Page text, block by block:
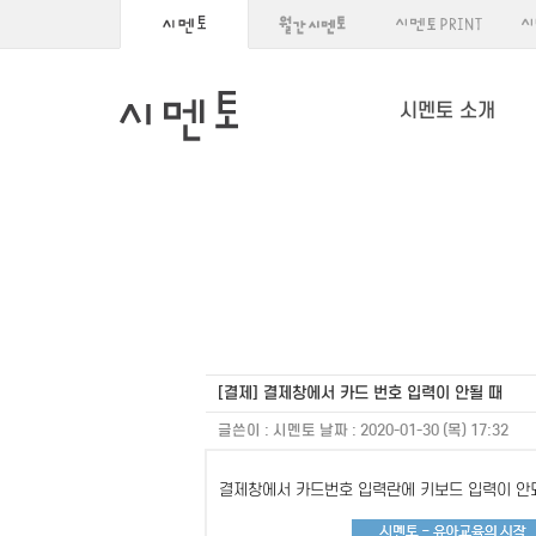
시멘토 소개
[결제] 결제창에서 카드 번호 입력이 안될 때
글쓴이 : 시멘토 날짜 : 2020-01-30 (목) 17:32
결제창에서 카드번호 입력란에 키보드 입력이